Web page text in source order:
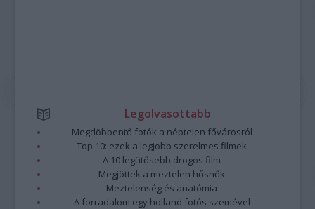
Legolvasottabb
Megdöbbentő fotók a néptelen fővárosról
Top 10: ezek a legjobb szerelmes filmek
A 10 legütősebb drogos film
Megjöttek a meztelen hősnők
Meztelenség és anatómia
A forradalom egy holland fotós szemével